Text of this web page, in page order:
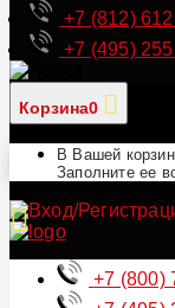
+7 (812)
+7 (495)
Корзина0
В Вашей
Заполните ее
+7 (800)